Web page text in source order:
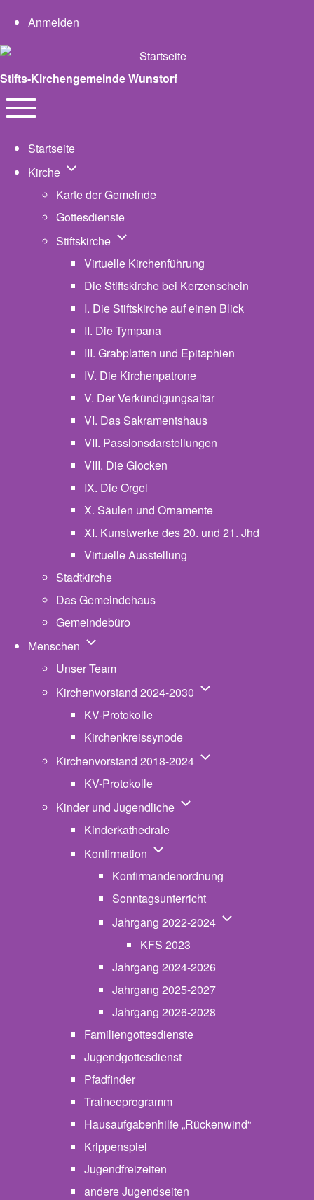
User account menu
Anmelden
Stifts-Kirchengemeinde Wunstorf
Navigation
Startseite
Kirche Unternavigation von Kirche
Karte der Gemeinde
Gottesdienste
Stiftskirche Unternavigation von Stiftskirche
Virtuelle Kirchenführung
Die Stiftskirche bei Kerzenschein
I. Die Stiftskirche auf einen Blick
II. Die Tympana
III. Grabplatten und Epitaphien
IV. Die Kirchenpatrone
V. Der Verkündigungsaltar
VI. Das Sakramentshaus
VII. Passionsdarstellungen
VIII. Die Glocken
IX. Die Orgel
X. Säulen und Ornamente
XI. Kunstwerke des 20. und 21. Jhd
Virtuelle Ausstellung
Stadtkirche
Das Gemeindehaus
Gemeindebüro
Menschen Unternavigation von Menschen
Unser Team
Kirchenvorstand 2024-2030 Unternavigation von
KV-Protokolle
Kirchenkreissynode
Kirchenvorstand 2018-2024 Unternavigation von
KV-Protokolle
Kinder und Jugendliche Unternavigation von
Kinderkathedrale
Konfirmation Unternavigation von
Konfirmandenordnung
Sonntagsunterricht
Jahrgang 2022-2024 Unternavigation
KFS 2023
Jahrgang 2024-2026
Jahrgang 2025-2027
Jahrgang 2026-2028
Familiengottesdienste
Jugendgottesdienst
Pfadfinder
Traineeprogramm
Hausaufgabenhilfe „Rückenwind“
Krippenspiel
Jugendfreizeiten
andere Jugendseiten